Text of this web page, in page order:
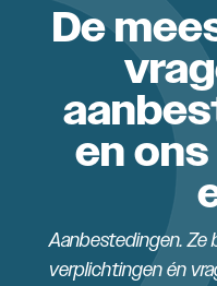
De
en
Aanbestedingen. Ze
verplichtingen én